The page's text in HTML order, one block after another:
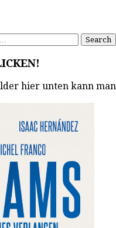
hier unten kann man